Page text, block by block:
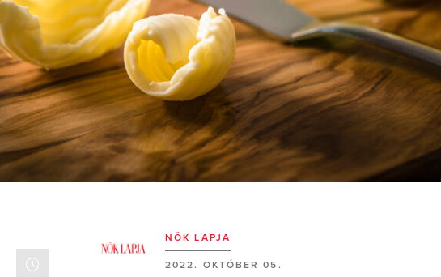
NŐK LAPJA
2022. OKTÓBER 05.